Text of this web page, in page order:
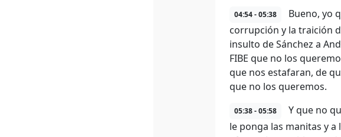
04:54 - 05:38
Bueno, yo
corrupción y la traición
insulto de Sánchez a
FIBE que no los
que nos estafaran, de
que no los queremos.
05:38 - 05:58
Y que no
le ponga las manitas y